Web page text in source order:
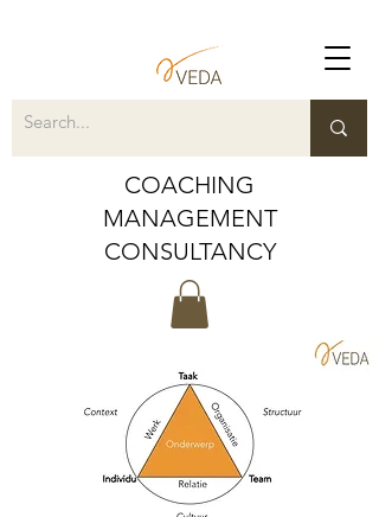
COACHING
MANAGEMENT
CONSULTANCY